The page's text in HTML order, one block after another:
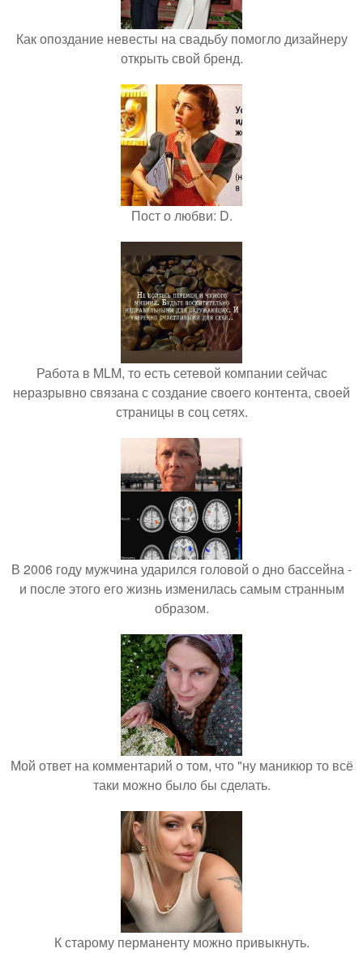
Как опоздание невесты на свадьбу помогло дизайнеру
открыть свой бренд.
Пост о любви: D.
Работа в MLM, то есть сетевой компании сейчас
неразрывно связана с создание своего контента, своей
страницы в соц сетях.
В 2006 году мужчина ударился головой о дно бассейна -
и после этого его жизнь изменилась самым странным
образом.
Мой ответ на комментарий о том, что "ну маникюр то всё
таки можно было бы сделать.
К старому перманенту можно привыкнуть.